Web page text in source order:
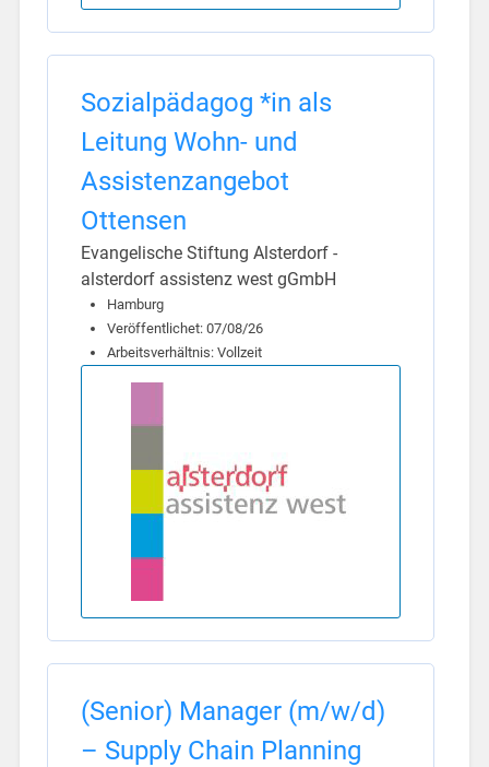
Sozialpädagog *in als
Leitung Wohn- und
Assistenzangebot
Ottensen
Evangelische Stiftung Alsterdorf -
alsterdorf assistenz west gGmbH
Hamburg
Veröffentlichet: 07/08/26
Arbeitsverhältnis: Vollzeit
(Senior) Manager (m/w/d)
– Supply Chain Planning